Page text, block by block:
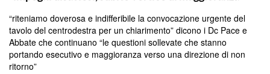
“riteniamo doverosa e indifferibile la convocazione urgente del
tavolo del centrodestra per un chiarimento” dicono i Dc Pace e
Abbate che continuano “le questioni sollevate che stanno
portando esecutivo e maggioranza verso una direzione di non
ritorno”